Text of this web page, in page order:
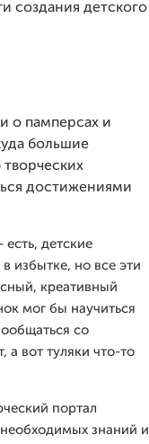
создания детского
о памперсах и
большие
достижениями
детские
избытке, но все эти
креативный
мог бы научиться
со
а вот туляки что-то
портал
знаний и